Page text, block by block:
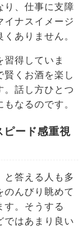
り、仕事に支障
イナスイメージ
ありません。
得していま
賢くお酒を楽し
。話し方ひとつ
なるのです。
ピード感重視
と答える人も多
のんびり眺めて
す。そうする
ではあまり良い